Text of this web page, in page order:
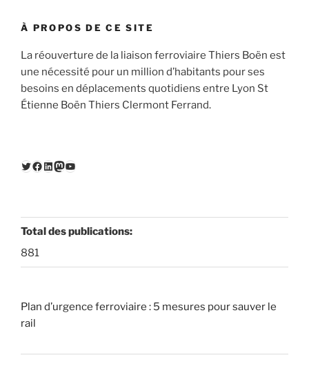
À PROPOS DE CE SITE
La réouverture de la liaison ferroviaire Thiers Boën est
une nécessité pour un million d’habitants pour ses
besoins en déplacements quotidiens entre Lyon St
Étienne Boën Thiers Clermont Ferrand.
Twitter
Facebook
LinkedIn
Mastodon
YouTube
Total des publications:
881
Plan d’urgence ferroviaire : 5 mesures pour sauver le
rail